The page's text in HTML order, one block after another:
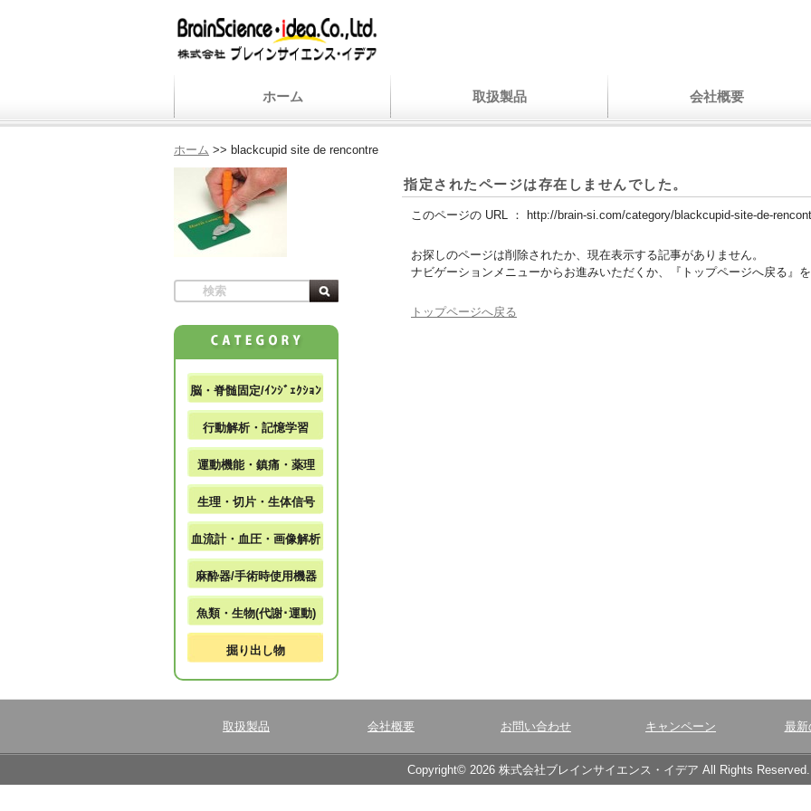
ホーム 取扱製品 会社概要
ホーム >> blackcupid site de rencontre
指定されたページは存在しませんでした。
このページの URL ： http://brain-si.com/category/blackcupid-site-de-
お探しのページは削除されたか、現在表示する記事がありません。
ナビゲーションメニューからお進みいただくか、『トップページへ戻る』を
トップページへ戻る
脳・脊髄固定/ｲﾝｼﾞｪｸｼｮﾝ
行動解析・記憶学習
運動機能・鎮痛・薬理
生理・切片・生体信号
血流計・血圧・画像解析
麻酔器/手術時使用機器
魚類・生物(代謝･運動)
掘り出し物
取扱製品 会社概要 お問い合わせ キャンペーン 最新
Copyright© 2026 株式会社ブレインサイエンス・イデア All Rights Reserved.